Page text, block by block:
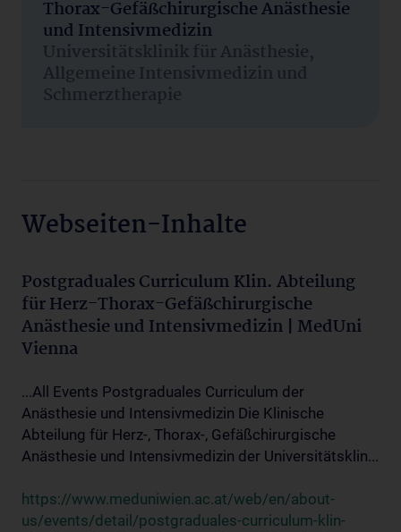
Thorax-Gefäßchirurgische Anästhesie
und Intensivmedizin
Universitätsklinik für Anästhesie,
Allgemeine Intensivmedizin und
Schmerztherapie
Webseiten-Inhalte
Postgraduales Curriculum Klin. Abteilung
für Herz-Thorax-Gefäßchirurgische
Anästhesie und Intensivmedizin | MedUni
Vienna
...All Events Postgraduales Curriculum der
Anästhesie und Intensivmedizin Die Klinische
Abteilung für Herz-, Thorax-, Gefäßchirurgische
Anästhesie und Intensivmedizin der Universitätsklin...
https://www.meduniwien.ac.at/web/en/about-
us/events/detail/postgraduales-curriculum-klin-